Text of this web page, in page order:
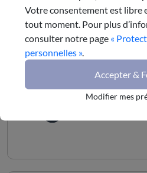
Envoyer par e-
Votre consentement est libre
tout moment. Pour plus
consulter notre page «
personnelles ».
Accepter &
Modifier mes